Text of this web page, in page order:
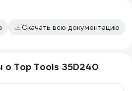
Скачать всю документацию
о Top Tools 35D240